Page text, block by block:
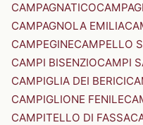
CAMPAGNATICO
CAMPAGNOLA EMILIA
CAMPEGINECAMPELLO
CAMPI BISENZIOCAMPI
CAMPIGLIA DEI BERICI
CAMPIGLIONE FENILE
CAMPITELLO DI FASSA